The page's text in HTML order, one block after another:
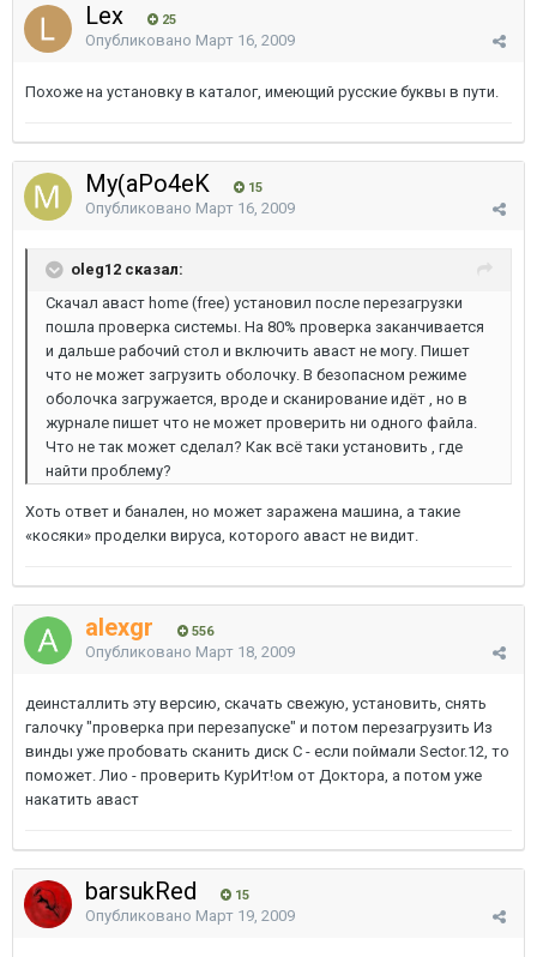
Lex 25
Опубликовано Март 16, 2009
Похоже на установку в каталог, имеющий русские буквы в пути.
My(aPo4eK 15
Опубликовано Март 16, 2009
oleg12 сказал:
Скачал аваст home (free) установил после перезагрузки
пошла проверка системы. На 80% проверка заканчивается
и дальше рабочий стол и включить аваст не могу. Пишет
что не может загрузить оболочку. В безопасном режиме
оболочка загружается, вроде и сканирование идёт , но в
журнале пишет что не может проверить ни одного файла.
Что не так может сделал? Как всё таки установить , где
найти проблему?
Хоть ответ и банален, но может заражена машина, а такие
«косяки» проделки вируса, которого аваст не видит.
alexgr 556
Опубликовано Март 18, 2009
деинсталлить эту версию, скачать свежую, установить, снять
галочку "проверка при перезапуске" и потом перезагрузить Из
винды уже пробовать сканить диск С - если поймали Sector.12, то
поможет. Лио - проверить КурИт!ом от Доктора, а потом уже
накатить аваст
barsukRed 15
Опубликовано Март 19, 2009